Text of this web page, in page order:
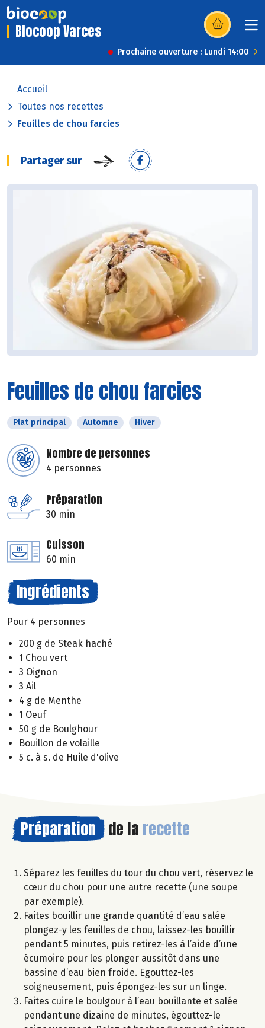
Biocoop Varces (s’ouvre dans
Prochaine ouverture : Lundi 14:00
Accueil
Toutes nos recettes
Feuilles de chou farcies
Partager sur
Feuilles de chou farcies
Plat principal Automne Hiver
Nombre de personnes
4 personnes
Préparation
30 min
Cuisson
60 min
Ingrédients
Pour 4 personnes
200 g de Steak haché
1 Chou vert
3 Oignon
3 Ail
4 g de Menthe
1 Oeuf
50 g de Boulghour
Bouillon de volaille
5 c. à s. de Huile d'olive
Préparation de la recette
Séparez les feuilles du tour du chou vert, réservez le
cœur du chou pour une autre recette (une soupe
par exemple).
Faites bouillir une grande quantité d’eau salée
plongez-y les feuilles de chou, laissez-les bouillir
pendant 5 minutes, puis retirez-les à l’aide d’une
écumoire pour les plonger aussitôt dans une
bassine d’eau bien froide. Egouttez-les
soigneusement, puis épongez-les sur un linge.
Faites cuire le boulgour à l’eau bouillante et salée
pendant une dizaine de minutes, égouttez-le